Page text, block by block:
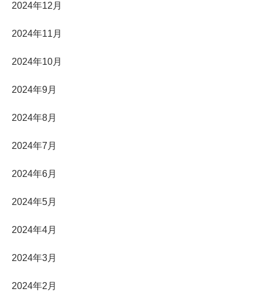
2024年12月
2024年11月
2024年10月
2024年9月
2024年8月
2024年7月
2024年6月
2024年5月
2024年4月
2024年3月
2024年2月